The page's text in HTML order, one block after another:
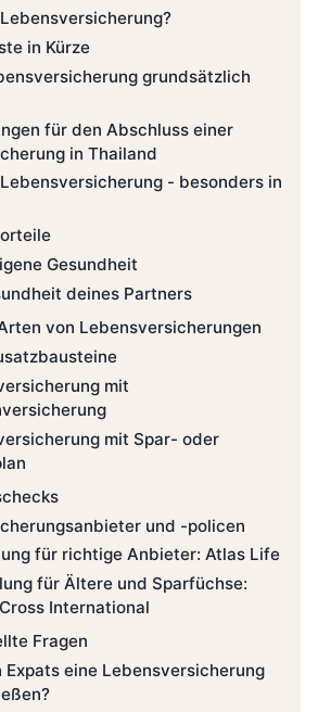
in Kürze
grundsätzlich
für den Abschluss einer
in Thailand
- besonders in
Gesundheit
deines Partners
von Lebensversicherungen
mit
mit Spar- oder
und -policen
für richtige Anbieter: Atlas Life
für Ältere und Sparfüchse:
International
Fragen
Expats eine Lebensversicherung